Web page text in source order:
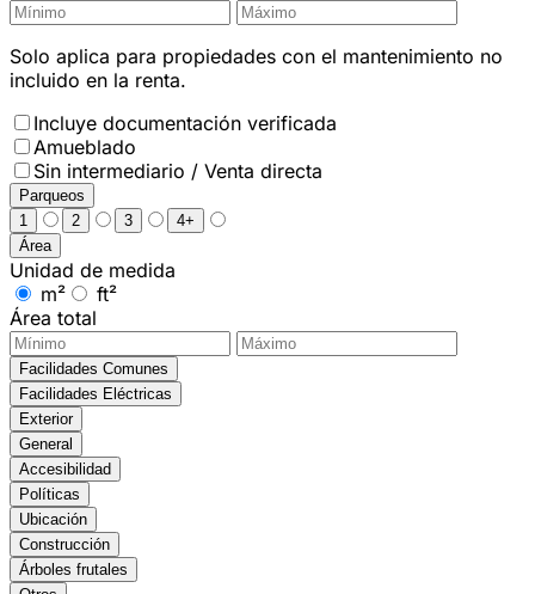
Solo aplica para propiedades con el mantenimiento no
incluido en la renta.
Incluye documentación verificada
Amueblado
Sin intermediario / Venta directa
Parqueos
1
2 3
4+
Área
Unidad de medida
m²
ft²
Área total
Facilidades Comunes
Facilidades Eléctricas
Exterior
General
Accesibilidad
Políticas
Ubicación
Construcción
Árboles frutales